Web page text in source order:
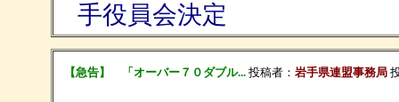
手役員会決定
【急告】 「オーバー７０ダブル...投稿者： 岩手県連盟事務局